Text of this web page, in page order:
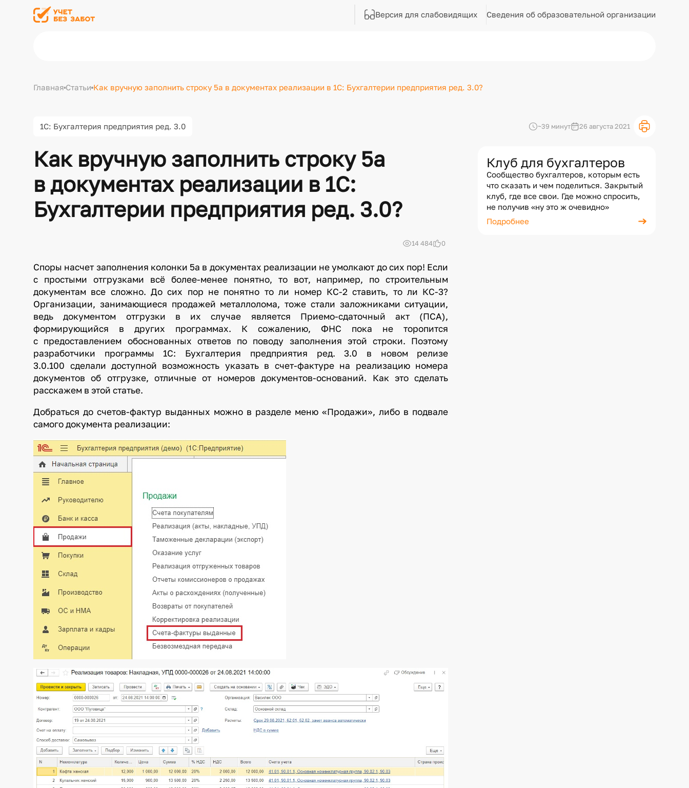
Версия для слабовидящих Сведения об образовательной организации
Главная СтатьиКак вручную заполнить строку 5а в документах реализации в 1С: Бухгалтерии предприятия ред. 3.0?
1С: Бухгалтерия предприятия ред. 3.0 ~39 минут 26 августа 2021
Как вручную заполнить строку 5а
в документах реализации в 1С:
Бухгалтерии предприятия ред. 3.0?
14 484 0
Споры насчет заполнения колонки 5а в документах реализации не умолкают до сих пор! Если
с простыми отгрузками всё более-менее понятно, то вот, например, по строительным
документам все сложно. До сих пор не понятно то ли номер КС-2 ставить, то ли КС-3?
Организации, занимающиеся продажей металлолома, тоже стали заложниками ситуации,
ведь документом отгрузки в их случае является Приемо-сдаточный акт (ПСА),
формирующийся в других программах. К сожалению, ФНС пока не торопится
с предоставлением обоснованных ответов по поводу заполнения этой строки. Поэтому
разработчики программы 1С: Бухгалтерия предприятия ред. 3.0 в новом релизе
3.0.100 сделали доступной возможность указать в счет-фактуре на реализацию номера
документов об отгрузке, отличные от номеров документов-оснований. Как это сделать
расскажем в этой статье.
Добраться до счетов-фактур выданных можно в разделе меню «Продажи», либо в подвале
самого документа реализации:
Клуб для бухгалтеров
Сообщество бухгалтеров, которым есть
что сказать и чем поделиться. Закрытый
клуб, где все свои. Где можно спросить,
не получив «ну это ж очевидно»
Подробнее